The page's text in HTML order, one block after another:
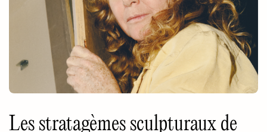
Les stratagèmes sculpturaux de